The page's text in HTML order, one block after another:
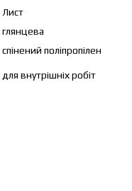
Лист
глянцева
спінений поліпропілен
для внутрішніх робіт